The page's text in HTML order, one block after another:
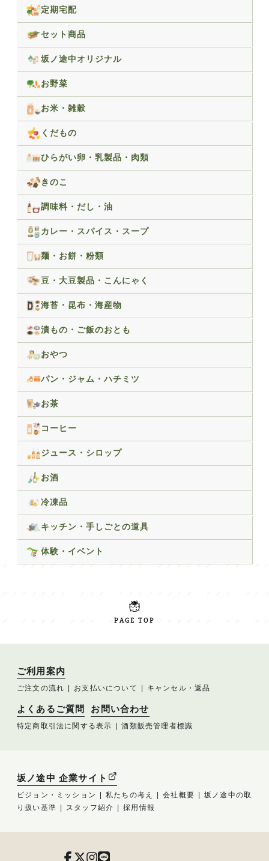
定期宅配
セット商品
坂ノ途中オリジナル
お野菜
お米・雑穀
くだもの
ひらがい卵・乳製品・肉類
きのこ
調味料・だし・油
カレー・スパイス・スープ
麺・お餅・粉類
豆・大豆製品・こんにゃく
海苔・昆布・海産物
漬もの・ご飯のおとも
おやつ
パン・ジャム・ハチミツ
お茶
コーヒー
ジュース・シロップ
お酒
冷凍品
キッチン・手しごとの道具
体験・イベント
PAGE TOP
ご利用案内
ご注文の流れ お支払いについて キャンセル・返品
よくあるご質問 お問い合わせ
特定商取引法に関する表示 酒類販売管理者標識
坂ノ途中 企業サイト
ビジョン・ミッション 私たちの考え 会社概要
坂ノ途中の取
り扱い基準
スタッフ紹介 採用情報